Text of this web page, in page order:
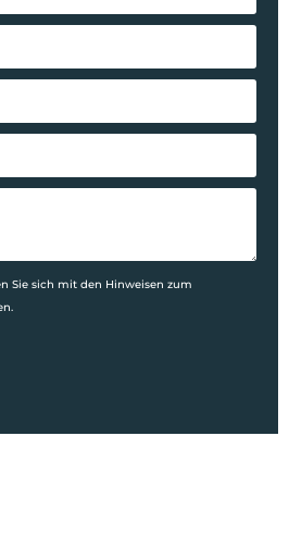
Sie sich mit den Hinweisen zum